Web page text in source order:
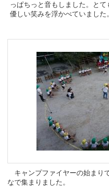
っぱちっと音もしました。と
優しい笑みを浮かべていました
キャンプファイヤーの始まり
なで集まりました。